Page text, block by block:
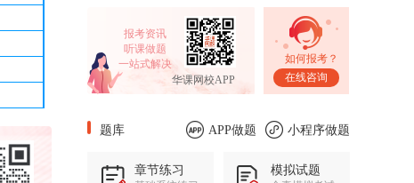
报考资讯
听课做题
一站式解决
华课网校APP
如何报考？
在线咨询
题库 APP做题 小程序做题
章节练习 模拟试题